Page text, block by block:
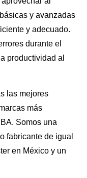
y avanzadas
y adecuado.
durante el
productividad al
las mejores
más
Somos una
fabricante de igual
en México y un